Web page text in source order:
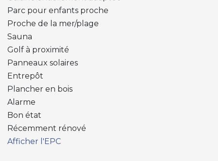
Parc pour enfants proche
Proche de la mer/plage
Sauna
Golf à proximité
Panneaux solaires
Entrepôt
Plancher en bois
Alarme
Bon état
Récemment rénové
Afficher l'EPC